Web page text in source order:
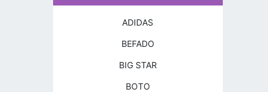
ADIDAS
BEFADO
BIG STAR
BOTO